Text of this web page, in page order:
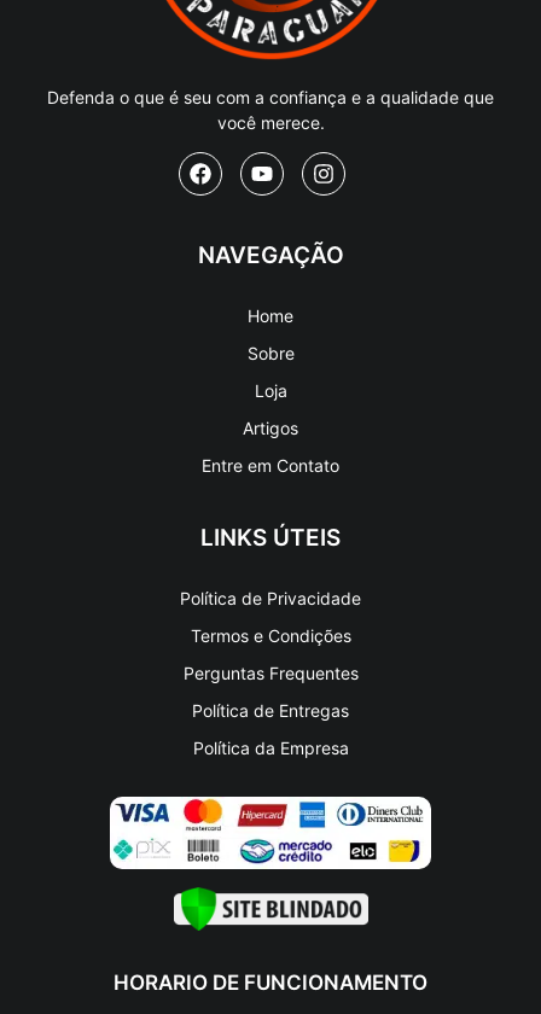
Defenda o que é seu com a confiança e a qualidade que
você merece.
NAVEGAÇÃO
Home
Sobre
Loja
Artigos
Entre em Contato
LINKS ÚTEIS
Política de Privacidade
Termos e Condições
Perguntas Frequentes
Política de Entregas
Política da Empresa
HORARIO DE FUNCIONAMENTO